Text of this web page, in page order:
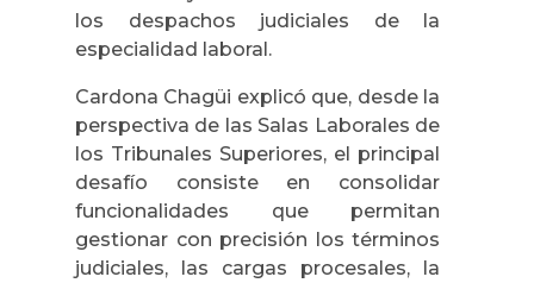
los despachos judiciales de la
especialidad laboral.
Cardona Chagüi explicó que, desde la
perspectiva de las Salas Laborales de
los Tribunales Superiores, el principal
desafío consiste en consolidar
funcionalidades que permitan
gestionar con precisión los términos
judiciales, las cargas procesales, la